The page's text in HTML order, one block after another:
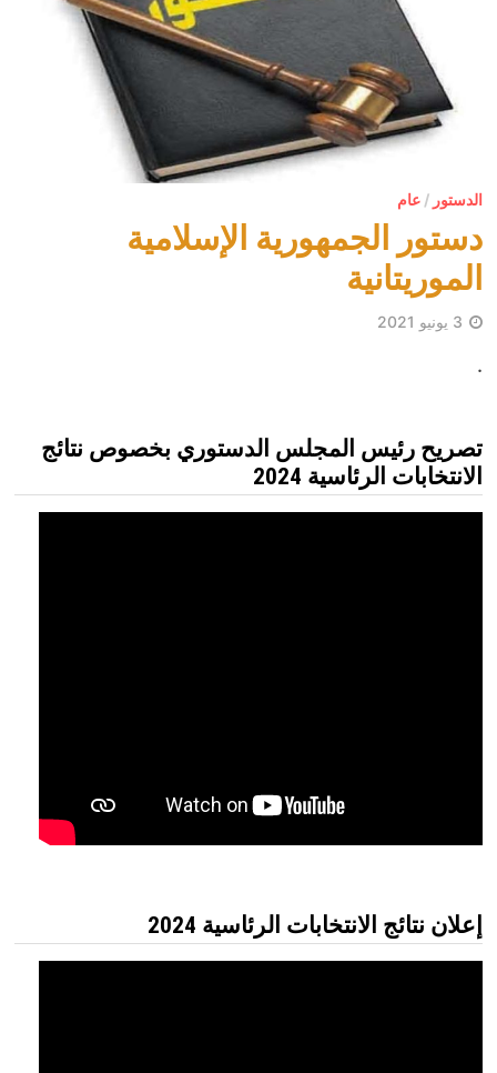
الدستور /عام
دستور الجمهورية الإسلامية
الموريتانية
3 يونيو 2021
.
تصريح رئيس المجلس الدستوري بخصوص نتائج
الانتخابات الرئاسية 2024
إعلان نتائج الانتخابات الرئاسية 2024